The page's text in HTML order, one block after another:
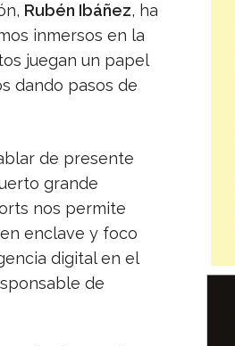
Rubén Ibáñez, ha
inmersos en la
juegan un papel
dando pasos de
de presente
grande
nos permite
enclave y foco
digital en el
de